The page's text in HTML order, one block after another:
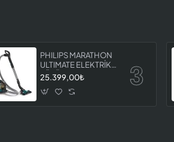
PHILIPS MARATHON
ULTIMATE ELEKTRİKLİ
SÜPÜRGE XB9185 07
25.399,00₺